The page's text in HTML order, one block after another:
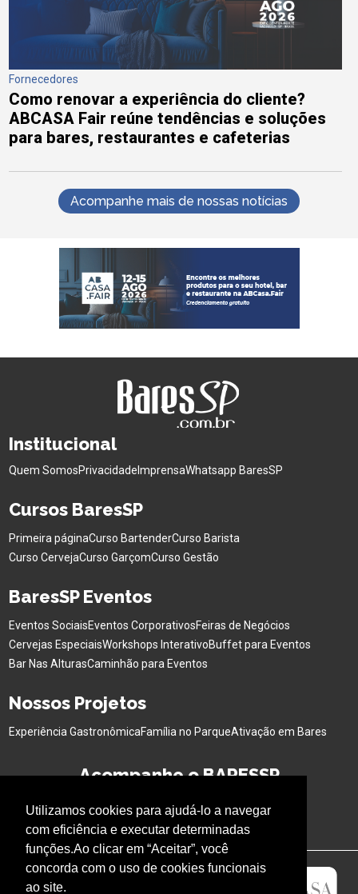
Utilizamos cookies para ajudá-lo a navegar
com eficiência e executar determinadas
funções.Ao clicar em “Aceitar”, você
concorda com o uso de cookies funcionais
ao site.
Fornecedores
Como renovar a experiência do cliente?
ABCASA Fair reúne tendências e soluções
para bares, restaurantes e cafeterias
Acompanhe mais de nossas notícias
Institucional
Quem SomosPrivacidade ImprensaWhatsapp BaresSP
Cursos BaresSP
Primeira páginaCurso BartenderCurso Barista
Curso CervejaCurso GarçomCurso Gestão
BaresSP Eventos
Eventos SociaisEventos CorporativosFeiras de Negócios
Cervejas EspeciaisWorkshops InterativoBuffet para Eventos
Bar Nas AlturasCaminhão para Eventos
Nossos Projetos
Experiência GastronômicaFamília no ParqueAtivação em Bares
Acompanhe o BARESSP